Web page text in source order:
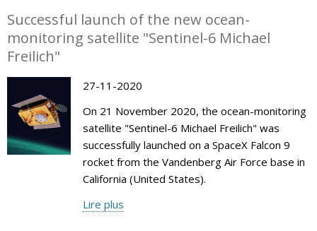
Successful launch of the new ocean-
monitoring satellite "Sentinel-6 Michael
Freilich"
27-11-2020
On 21 November 2020, the ocean-monitoring
satellite "Sentinel-6 Michael Freilich" was
successfully launched on a SpaceX Falcon 9
rocket from the Vandenberg Air Force base in
California (United States).
Lire plus